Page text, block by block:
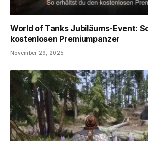
World of Tanks Jubiläums-Event:
kostenlosen Premiumpanzer
November 29, 2025